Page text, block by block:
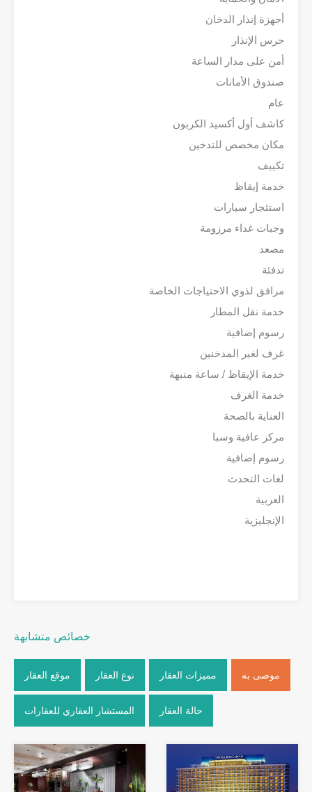
أجهزة إنذار الدخان
جرس الإنذار
أمن على مدار الساعة
صندوق الأمانات
عام
كاشف أول أكسيد الكربون
مكان مخصص للتدخين
تكييف
خدمة إيقاظ
استئجار سيارات
وجبات غداء مرزومة
مصعد
تدفئة
مرافق لذوي الاحتياجات الخاصة
خدمة نقل المطار
رسوم إضافية
غرف لغير المدخنين
خدمة الإيقاظ / ساعة منبهة
خدمة الغرف
العناية بالصحة
مركز عافية وسبا
رسوم إضافية
لغات التحدث
العربية
الإنجليزية
خصائص متشابهة
موصى به مميزات العقار نوع العقار موقع العقار
حالة العقار المستشار العقاري للعقارات